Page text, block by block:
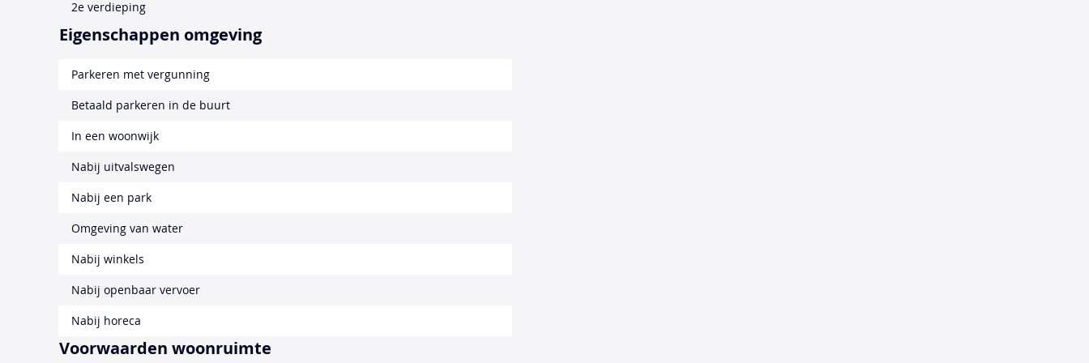
2e verdieping
Eigenschappen omgeving
Parkeren met vergunning
Betaald parkeren in de buurt
In een woonwijk
Nabij uitvalswegen
Nabij een park
Omgeving van water
Nabij winkels
Nabij openbaar vervoer
Nabij horeca
Voorwaarden woonruimte